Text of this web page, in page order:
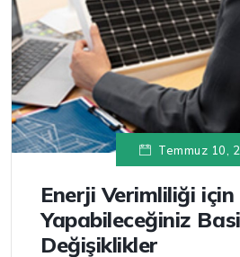
Temmuz 10,
Enerji Verimliliği için
Yapabileceğiniz
Değişiklikler